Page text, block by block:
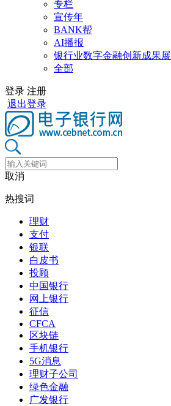
专栏
宣传年
BANK帮
AI播报
银行业数字金融创新成果展
全部
登录 注册
退出登录
取消
热搜词
理财
支付
银联
白皮书
投顾
中国银行
网上银行
征信
CFCA
区块链
手机银行
5G消息
理财子公司
绿色金融
广发银行